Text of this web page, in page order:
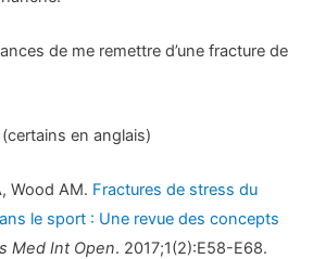
de me remettre d’une fracture de
en anglais)
Wood AM. Fractures de stress du
le sport : Une revue des concepts
Med Int Open. 2017;1(2):E58-E68.